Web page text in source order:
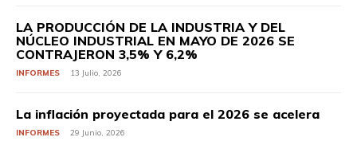
LA PRODUCCIÓN DE LA INDUSTRIA Y DEL
NÚCLEO INDUSTRIAL EN MAYO DE 2026 SE
CONTRAJERON 3,5% Y 6,2%
INFORMES 13 Julio, 2026
La inflación proyectada para el 2026 se acelera
INFORMES 29 Junio, 2026